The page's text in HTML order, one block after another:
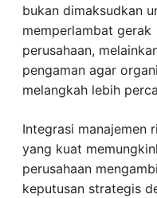
bukan dimaksudkan
memperlambat gerak
perusahaan,
pengaman agar
melangkah lebih
Integrasi manajemen
yang kuat
perusahaan
keputusan strategis